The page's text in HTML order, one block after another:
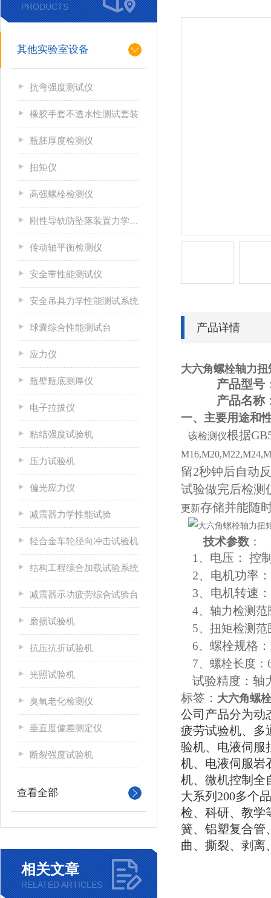
PRODUCTS
其他实验室设备
抗弯强度测试仪
橡胶手套不透水性测试套装
瓶胚厚度检测仪
扭矩仪
高强螺栓检测仪
刚性导轨防坠落装置力学性能测试系统
传动轴平衡检测仪
安全带性能测试仪
安全吊具力学性能测试系统
球囊综合性能测试台
应力仪
瓶壁瓶底测厚仪
电子拉拔仪
粘结强度试验机
压力试验机
偏光应力仪
减震器力学性能试验
轻合金车轮径向冲击试验机
结构工程综合加载试验系统
减震器示功疲劳综合试验台
磨损试验机
抗压抗折试验机
光照试验机
臭氧老化检测仪
垂直度偏差测定仪
断裂强度试验机
查看全部
相关文章
RELATED ARTICLES
产品详情
大六角螺栓轴力
产品型号
产品名称
一、主要用途和
该检测仪根据
留2秒钟后自动
试验做完后检测
更新存储并能随
技术参数 ：
1、 电压：
控
2、电机功率
3、电机转速
4、轴力检测范
5、扭矩检测范
6、 螺栓规格：
7、螺栓长度：
试验精度：轴
标签： 大六角螺
公司产品分为动
疲劳试验机、多
验机、电液伺服
机、电液伺服岩
机、微机控制全
大系列200多个
检、科研、教学
簧、铝塑复合管
曲、撕裂、剥离